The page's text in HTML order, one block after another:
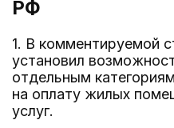
РФ
1. В комментируемой
установил
отдельным
на оплату жилых
услуг.